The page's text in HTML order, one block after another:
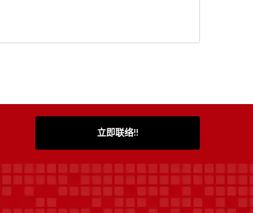
立即联络!!